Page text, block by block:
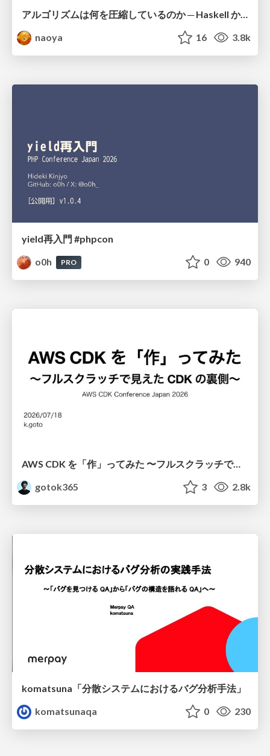
アルゴリズムは何を圧縮しているのか ─ Haskell から育った「圧縮代数」というメンタルモデル
naoya
16 3.8k
yield再入門 #phpcon
o0h
PRO 0 940
AWS CDK を「作」ってみた 〜フルスクラッチで見えた CDK の裏側〜 / aws-cdk-from-scratch
gotok365
3 2.8k
komatsuna「分散システムにおけるバグ分析手法」
komatsunaqa
0 230